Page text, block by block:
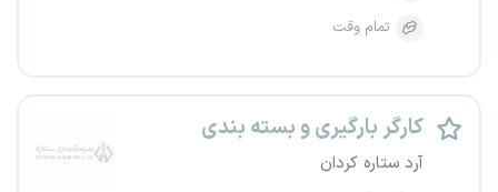
تمام وقت
کارگر بارگیری و بسته بندی
آرد ستاره کردان